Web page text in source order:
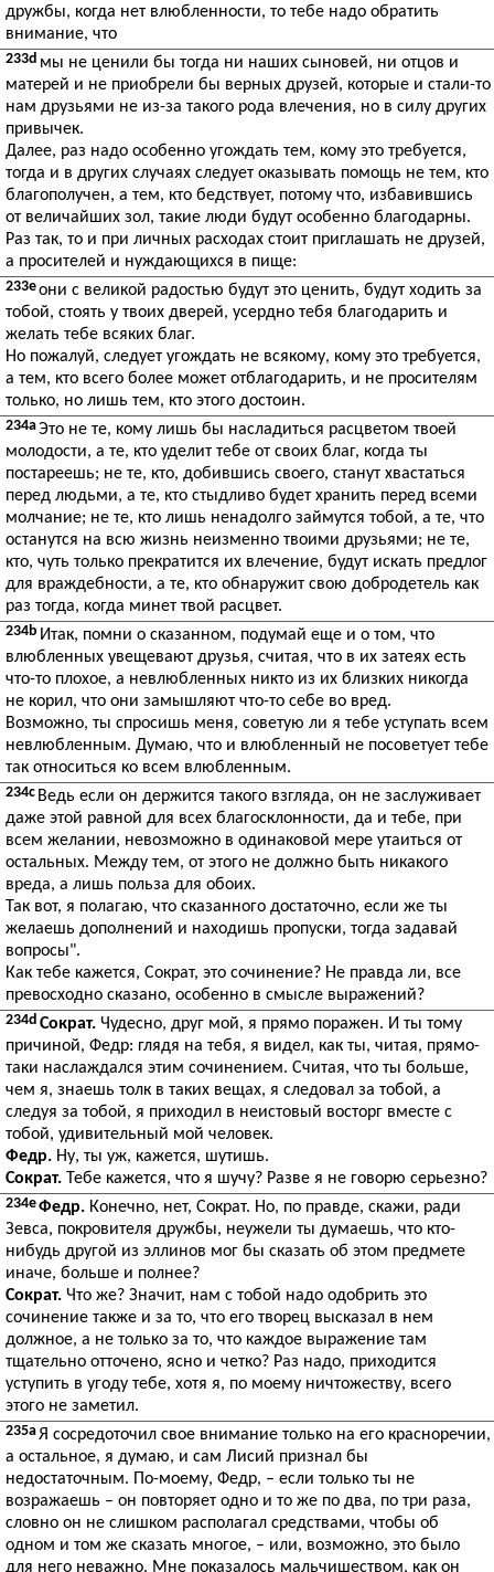
дружбы, когда нет влюбленности, то тебе надо обратить
внимание, что
233d мы не ценили бы тогда ни наших сыновей, ни отцов и
матерей и не приобрели бы верных друзей, которые и стали-то
нам друзьями не из-за такого рода влечения, но в силу других
привычек.
Далее, раз надо особенно угождать тем, кому это требуется,
тогда и в других случаях следует оказывать помощь не тем, кто
благополучен, а тем, кто бедствует, потому что, избавившись
от величайших зол, такие люди будут особенно благодарны.
Раз так, то и при личных расходах стоит приглашать не друзей,
а просителей и нуждающихся в пище:
233eони с великой радостью будут это ценить, будут ходить за
тобой, стоять у твоих дверей, усердно тебя благодарить и
желать тебе всяких благ.
Но пожалуй, следует угождать не всякому, кому это требуется,
а тем, кто всего более может отблагодарить, и не просителям
только, но лишь тем, кто этого достоин.
234aЭто не те, кому лишь бы насладиться расцветом твоей
молодости, а те, кто уделит тебе от своих благ, когда ты
постареешь; не те, кто, добившись своего, станут хвастаться
перед людьми, а те, кто стыдливо будет хранить перед всеми
молчание; не те, кто лишь ненадолго займутся тобой, а те, что
останутся на всю жизнь неизменно твоими друзьями; не те,
кто, чуть только прекратится их влечение, будут искать предлог
для враждебности, а те, кто обнаружит свою добродетель как
раз тогда, когда минет твой расцвет.
234b Итак, помни о сказанном, подумай еще и о том, что
влюбленных увещевают друзья, считая, что в их затеях есть
что-то плохое, а невлюбленных никто из их близких никогда
не корил, что они замышляют что-то себе во вред.
Возможно, ты спросишь меня, советую ли я тебе уступать всем
невлюбленным. Думаю, что и влюбленный не посоветует тебе
так относиться ко всем влюбленным.
234c Ведь если он держится такого взгляда, он не заслуживает
даже этой равной для всех благосклонности, да и тебе, при
всем желании, невозможно в одинаковой мере утаиться от
остальных. Между тем, от этого не должно быть никакого
вреда, а лишь польза для обоих.
Так вот, я полагаю, что сказанного достаточно, если же ты
желаешь дополнений и находишь пропуски, тогда задавай
вопросы".
Как тебе кажется, Сократ, это сочинение? Не правда ли, все
превосходно сказано, особенно в смысле выражений?
234d Сократ. Чудесно, друг мой, я прямо поражен. И ты тому
причиной, Федр: глядя на тебя, я видел, как ты, читая, прямо-
таки наслаждался этим сочинением. Считая, что ты больше,
чем я, знаешь толк в таких вещах, я следовал за тобой, а
следуя за тобой, я приходил в неистовый восторг вместе с
тобой, удивительный мой человек.
Федр. Ну, ты уж, кажется, шутишь.
Сократ. Тебе кажется, что я шучу? Разве я не говорю серьезно?
234eФедр. Конечно, нет, Сократ. Но, по правде, скажи, ради
Зевса, покровителя дружбы, неужели ты думаешь, что кто-
нибудь другой из эллинов мог бы сказать об этом предмете
иначе, больше и полнее?
Сократ. Что же? Значит, нам с тобой надо одобрить это
сочинение также и за то, что его творец высказал в нем
должное, а не только за то, что каждое выражение там
тщательно отточено, ясно и четко? Раз надо, приходится
уступить в угоду тебе, хотя я, по моему ничтожеству, всего
этого не заметил.
235aЯ сосредоточил свое внимание только на его красноречии,
а остальное, я думаю, и сам Лисий признал бы
недостаточным. По-моему, Федр, – если только ты не
возражаешь – он повторяет одно и то же по два, по три раза,
словно он не слишком располагал средствами, чтобы об
одном и том же сказать многое, – или, возможно, это было
для него неважно. Мне показалось мальчишеством, как он